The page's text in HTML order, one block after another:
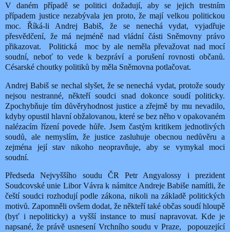
V daném případě se politici dožadují, aby se jejich trestním
případem justice nezabývala jen proto, že mají velkou politickou
moc. Říká-li Andrej Babiš, že se nenechá vydat, vyjadřuje
přesvědčení, že má nejméně nad vládní části Sněmovny právo
přikazovat.
Politická
moc by ale neměla převažovat nad mocí
soudní, neboť to vede k bezpráví a porušení rovnosti občanů.
Césarské choutky politiků by měla Sněmovna potlačovat.
Andrej Babiš se nechal slyšet, že se nenechá vydat, protože soudy
nejsou nestranné, někteří soudci snad dokonce soudí politicky.
Zpochybňuje tím důvěryhodnost justice a zřejmě by mu nevadilo,
kdyby opustil hlavní obžalovanou, které se bez něho v opakovaném
nalézacím řízení povede hůře. Jsem častým kritikem jednotlivých
soudů, ale nemyslím, že justice zasluhuje obecnou nedůvěru a
zejména její stav nikoho neopravňuje, aby se vymykal moci
soudní.
Předseda Nejvyššího soudu ČR Petr Angyalossy i prezident
Soudcovské unie Libor Vávra k námitce Andreje Babiše namítli, že
čeští soudci rozhodují podle zákona, nikoli na základě politických
motivů. Zapomněli ovšem dodat, že někteří také občas soudí hloupě
(byť i nepoliticky) a vyšší instance to musí napravovat. Kde je
napsané, že právě usnesení Vrchního soudu v Praze,
popouzející